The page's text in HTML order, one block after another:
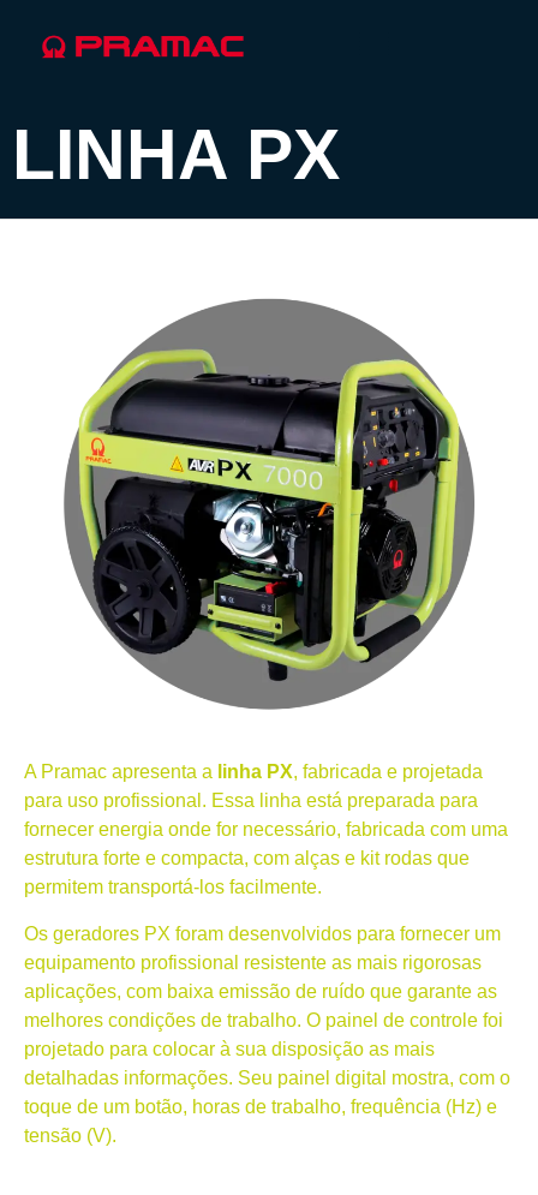
LINHA PX
A Pramac apresenta a linha PX, fabricada e projetada
para uso profissional. Essa linha está preparada para
fornecer energia onde for necessário, fabricada com uma
estrutura forte e compacta, com alças e kit rodas que
permitem transportá-los facilmente.
Os geradores PX foram desenvolvidos para fornecer um
equipamento profissional resistente as mais rigorosas
aplicações, com baixa emissão de ruído que garante as
melhores condições de trabalho. O painel de controle foi
projetado para colocar à sua disposição as mais
detalhadas informações. Seu painel digital mostra, com o
toque de um botão, horas de trabalho, frequência (Hz) e
tensão (V).